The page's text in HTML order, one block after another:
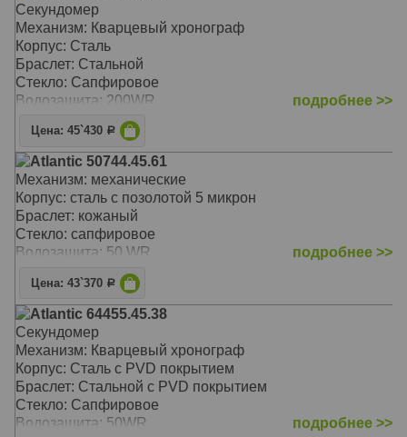
Секундомер
Механизм: Кварцевый хронограф
Корпус: Сталь
Браслет: Стальной
Стекло: Сапфировое
Водозащита: 200WR
подробнее >>
Цена: 45`430 Р
Atlantic 50744.45.61
Механизм: механические
Корпус: сталь с позолотой 5 микрон
Браслет: кожаный
Стекло: сапфировое
Водозащита: 50 WR
подробнее >>
Цена: 43`370 Р
Atlantic 64455.45.38
Секундомер
Механизм: Кварцевый хронограф
Корпус: Сталь с PVD покрытием
Браслет: Стальной с PVD покрытием
Стекло: Сапфировое
Водозащита: 50WR
подробнее >>